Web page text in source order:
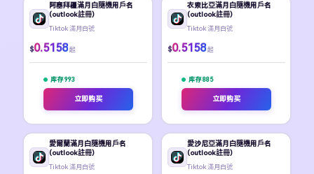
阿塞拜疆滿月白隨機用戶名
(outlook註冊)
Tiktok 滿月白號
$0.5158 起
库存 993
立即购买
衣索比亞滿月白隨機用戶名
(outlook註冊)
Tiktok 滿月白號
$0.5158 起
库存 885
立即购买
愛爾蘭滿月白隨機用戶名
(outlook註冊)
Tiktok 滿月白號
愛沙尼亞滿月白隨機用戶名
(outlook註冊)
Tiktok 滿月白號